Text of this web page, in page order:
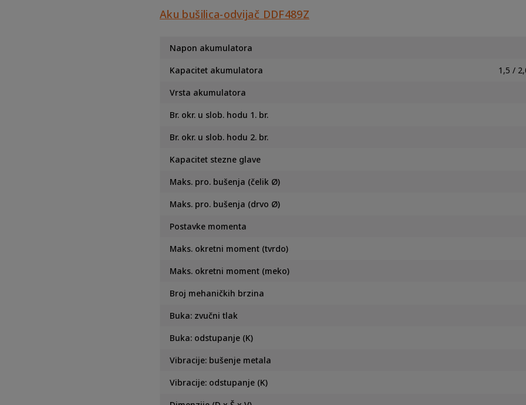
Aku bušilica-odvijač DDF489Z
Napon akumulatora
Kapacitet akumulatora
1,5 /
Vrsta akumulatora
Br. okr. u slob. hodu 1. br.
Br. okr. u slob. hodu 2. br.
Kapacitet stezne glave
Maks. pro. bušenja (čelik Ø)
Maks. pro. bušenja (drvo Ø)
Postavke momenta
Maks. okretni moment (tvrdo)
Maks. okretni moment (meko)
Broj mehaničkih brzina
Buka: zvučni tlak
Buka: odstupanje (K)
Vibracije: bušenje metala
Vibracije: odstupanje (K)